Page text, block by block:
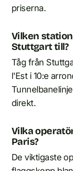
priserna.
Vilken
Stuttgart till?
Tåg från
l'Est i 10:e
direkt.
Vilka
Paris?
De viktigaste